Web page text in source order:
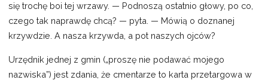
się trochę boi tej wrzawy. — Podnoszą ostatnio głowy, po co,
czego tak naprawdę chcą? — pyta. — Mówią o doznanej
krzywdzie. A nasza krzywda, a pot naszych ojców?
Urzędnik jednej z gmin („proszę nie podawać mojego
nazwiska”) jest zdania, że cmentarze to karta przetargowa w